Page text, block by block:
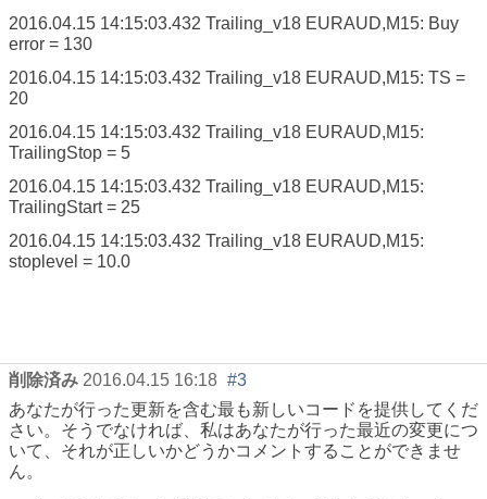
2016.04.15 14:15:03.432 Trailing_v18 EURAUD,M15: Buy
error = 130
2016.04.15 14:15:03.432 Trailing_v18 EURAUD,M15: TS =
20
2016.04.15 14:15:03.432 Trailing_v18 EURAUD,M15:
TrailingStop = 5
2016.04.15 14:15:03.432 Trailing_v18 EURAUD,M15:
TrailingStart = 25
2016.04.15 14:15:03.432 Trailing_v18 EURAUD,M15:
stoplevel = 10.0
削除済み 2016.04.15 16:18 #3
あなたが行った更新を含む最も新しいコードを提供してくだ
さい。そうでなければ、私はあなたが行った最近の変更につ
いて、それが正しいかどうかコメントすることができませ
ん。